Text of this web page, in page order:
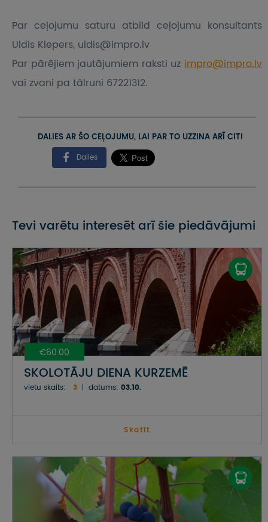
Par ceļojumu saturu atbild ceļojumu konsultants
Uldis Klepers, uldis@impro.lv
Par pārējiem jautājumiem raksti uz impro@impro.lv
vai zvani pa tālruni 67221312.
DALIES AR ŠO CEĻOJUMU, LAI PAR TO UZZINA ARĪ CITI
Dalies
Tevi varētu interesēt arī šie piedāvājumi
€60.00
SKOLOTĀJU DIENA KURZEMĒ
vietu skaits: 3 datums: 03.10.
Skatīt